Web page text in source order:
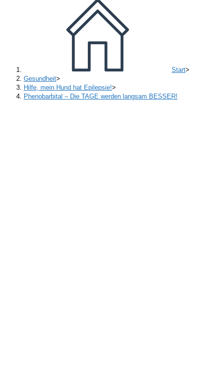
Start>
Gesundheit>
Hilfe, mein Hund hat Epilepsie!>
Phenobarbital – Die TAGE werden langsam BESSER!